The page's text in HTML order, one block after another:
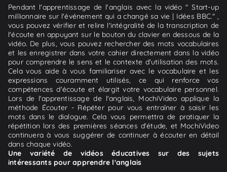
Pendant l'apprentissage de l'anglais avec la vidéo " Start-up
millionnaire sur l'événement qui a changé sa vie | Idées BBC." ,
vous pouvez vérifier et relire l'intégralité de la transcription de
l'écoute en appuyant sur le bouton du clavier en dessous de la
vidéo. De plus, vous pouvez rechercher des mots vocabulaires
et les enregistrer dans votre cahier directement dans la vidéo
pour comprendre le sens et le contexte d'utilisation des mots.
Cela vous aide à vous familiariser avec le vocabulaire et les
expressions couramment utilisés, ce qui renforce vos
compétences d'écoute et élargit votre vocabulaire personnel.
Lors de l'apprentissage de l'anglais, MochiVideo applique la
méthode Écouter - Répéter pour vous entraîner à saisir les
mots dans le dialogue. Cela vous permettra de pratiquer la
répétition lors des premières séances d'étude, et MochiVideo
continuera à vous suggérer de continuer à écouter en détail
dans chaque vidéo.
Une variété de vidéos éducatives sur des sujets
intéressants pour apprendre l'anglais